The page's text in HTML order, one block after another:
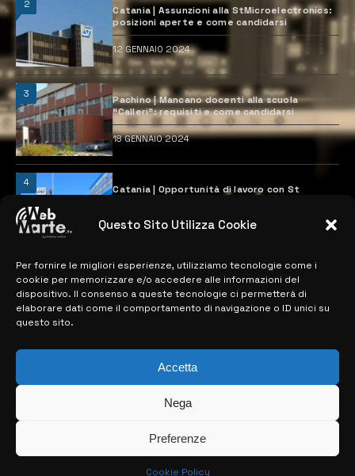
Questo Sito Utilizza Cookie
Per fornire le migliori esperienze, utilizziamo tecnologie come i
cookie per memorizzare e/o accedere alle informazioni del
dispositivo. Il consenso a queste tecnologie ci permetterà di
elaborare dati come il comportamento di navigazione o ID unici su
questo sito.
Accetta
Nega
Preferenze
Cookie Policy
2
Catania | Assunzioni alla StMicroelectronics:
posizioni aperte e come candidarsi
12 GENNAIO 2024
3
Pachino | Mancano docenti alla scuola
“Calleri”: requisiti e come candidarsi
18 GENNAIO 2024
4
Catania | Opportunità di lavoro con St
28 MARZO 2024
MAPPA DEL SITO
> NOTIZIE
> CONTATTI